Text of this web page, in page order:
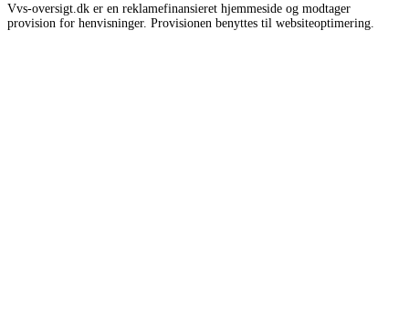
Vvs-oversigt.dk er en reklamefinansieret hjemmeside og modtager
provision for henvisninger. Provisionen benyttes til websiteoptimering.